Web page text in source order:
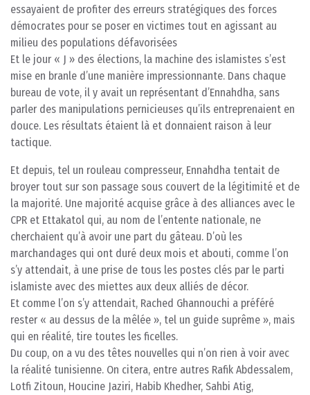
essayaient de profiter des erreurs stratégiques des forces
démocrates pour se poser en victimes tout en agissant au
milieu des populations défavorisées
Et le jour « J » des élections, la machine des islamistes s’est
mise en branle d’une manière impressionnante. Dans chaque
bureau de vote, il y avait un représentant d’Ennahdha, sans
parler des manipulations pernicieuses qu’ils entreprenaient en
douce. Les résultats étaient là et donnaient raison à leur
tactique.
Et depuis, tel un rouleau compresseur, Ennahdha tentait de
broyer tout sur son passage sous couvert de la légitimité et de
la majorité. Une majorité acquise grâce à des alliances avec le
CPR et Ettakatol qui, au nom de l’entente nationale, ne
cherchaient qu’à avoir une part du gâteau. D’où les
marchandages qui ont duré deux mois et abouti, comme l’on
s’y attendait, à une prise de tous les postes clés par le parti
islamiste avec des miettes aux deux alliés de décor.
Et comme l’on s’y attendait, Rached Ghannouchi a préféré
rester « au dessus de la mêlée », tel un guide suprême », mais
qui en réalité, tire toutes les ficelles.
Du coup, on a vu des têtes nouvelles qui n’on rien à voir avec
la réalité tunisienne. On citera, entre autres Rafik Abdessalem,
Lotfi Zitoun, Houcine Jaziri, Habib Khedher, Sahbi Atig,